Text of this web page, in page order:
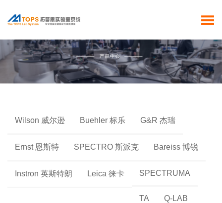
Wilson 威尔逊 Buehler 标乐 G&R 杰瑞
Ernst 恩斯特 SPECTRO 斯派克 Bareiss 博锐
Instron 英斯特朗 Leica 徕卡 SPECTRUMA
TA Q-LAB